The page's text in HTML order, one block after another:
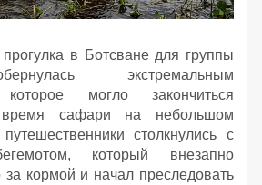
в Ботсване для группы
экстремальным
которое могло закончиться
сафари на небольшом
столкнулись с
который внезапно
кормой и начал преследовать